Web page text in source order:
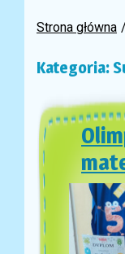
Strona główna
Kategoria: